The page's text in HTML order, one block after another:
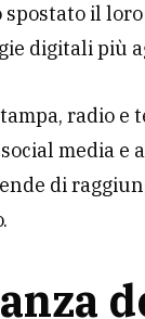
il
digitali più
radio e
media e
di